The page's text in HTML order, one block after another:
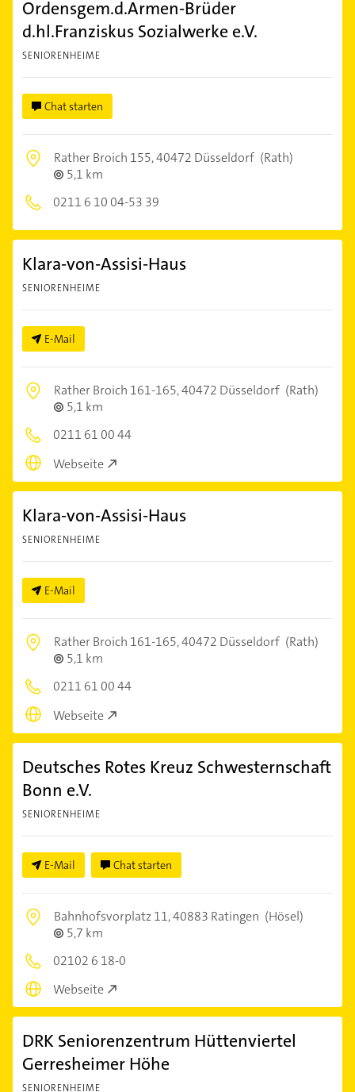
Ordensgem.d.Armen-Brüder
d.hl.Franziskus Sozialwerke e.V.
SENIORENHEIME
Chat starten
Rather Broich 155,40472 Düsseldorf (Rath)
5,1 km
0211 6 10 04-53 39
Klara-von-Assisi-Haus
SENIORENHEIME
E-Mail
Rather Broich 161-165,40472 Düsseldorf (Rath)
5,1 km
0211 61 00 44
Webseite
Klara-von-Assisi-Haus
SENIORENHEIME
E-Mail
Rather Broich 161-165,40472 Düsseldorf (Rath)
5,1 km
0211 61 00 44
Webseite
Deutsches Rotes Kreuz Schwesternschaft
Bonn e.V.
SENIORENHEIME
E-Mail Chat starten
Bahnhofsvorplatz 11,40883 Ratingen (Hösel)
5,7 km
02102 6 18-0
Webseite
DRK Seniorenzentrum Hüttenviertel
Gerresheimer Höhe
SENIORENHEIME